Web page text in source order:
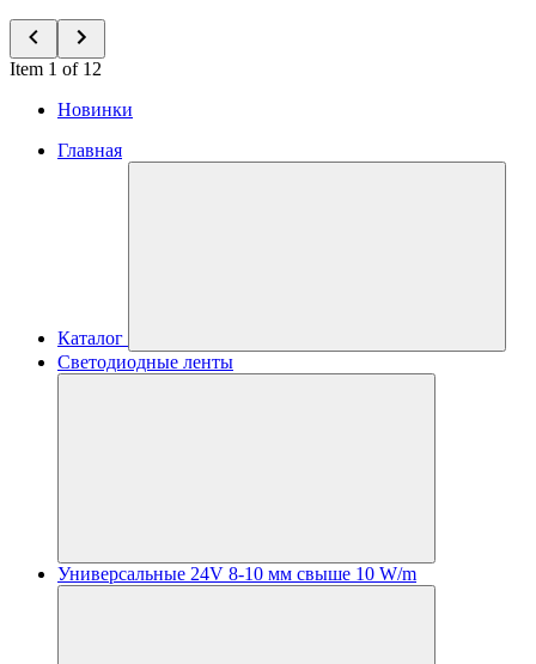
Item 1 of 12
Новинки
Главная
Каталог
Светодиодные ленты
Универсальные 24V 8-10 мм свыше 10 W/m